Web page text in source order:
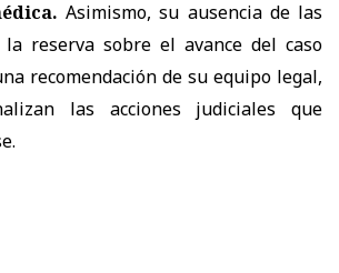
Asimismo,su ausencia de las
la reserva sobre el avance del caso
recomendación de su equipo legal,
las acciones judiciales que